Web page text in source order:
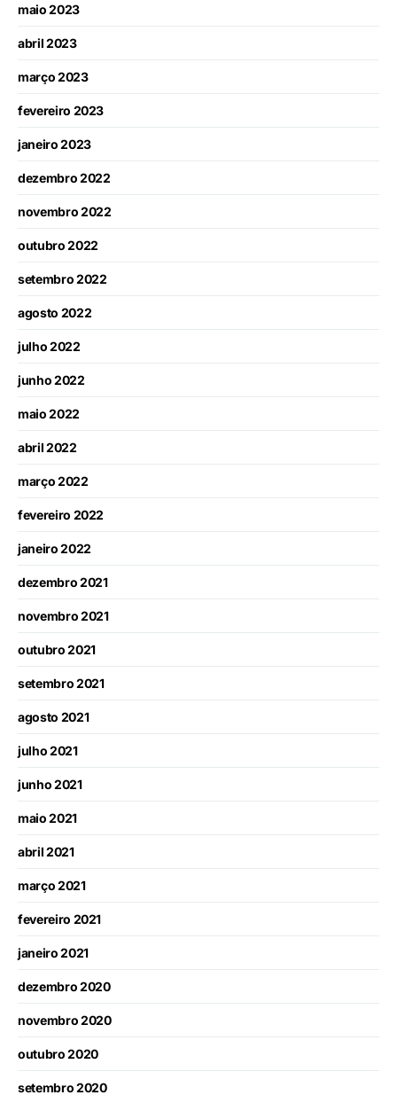
maio 2023
abril 2023
março 2023
fevereiro 2023
janeiro 2023
dezembro 2022
novembro 2022
outubro 2022
setembro 2022
agosto 2022
julho 2022
junho 2022
maio 2022
abril 2022
março 2022
fevereiro 2022
janeiro 2022
dezembro 2021
novembro 2021
outubro 2021
setembro 2021
agosto 2021
julho 2021
junho 2021
maio 2021
abril 2021
março 2021
fevereiro 2021
janeiro 2021
dezembro 2020
novembro 2020
outubro 2020
setembro 2020